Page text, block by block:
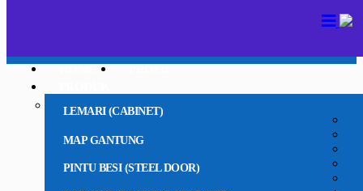
LEMARI (CABINET)
MAP GANTUNG
PINTU BESI (STEEL DOOR)